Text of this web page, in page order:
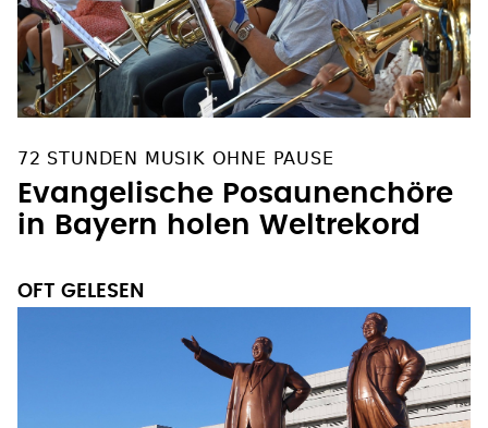
Evangelische Posaunenchöre
in Bayern holen Weltrekord